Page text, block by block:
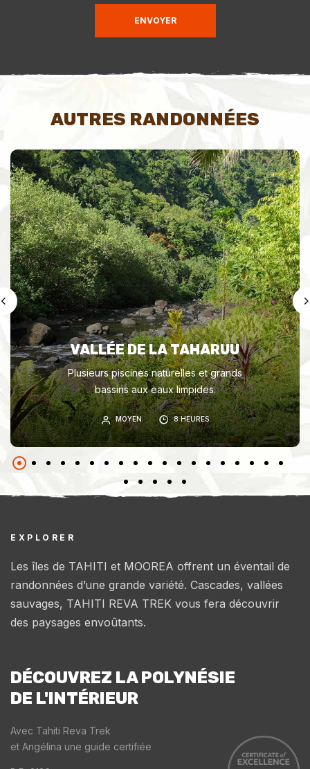
ENVOYER
AUTRES RANDONNÉES
VALLÉE DE LA TAHARUU
Plusieurs piscines naturelles et grands
bassins aux eaux limpides.
MOYEN 8 HEURES
EXPLORER
Les îles de TAHITI et MOOREA offrent un éventail de
randonnées d’une grande variété. Cascades, vallées
sauvages, TAHITI REVA TREK vous fera découvrir
des paysages envoûtants.
DÉCOUVREZ LA POLYNÉSIE
DE L'INTÉRIEUR
Avec Tahiti Reva Trek
et Angélina une guide certifiée